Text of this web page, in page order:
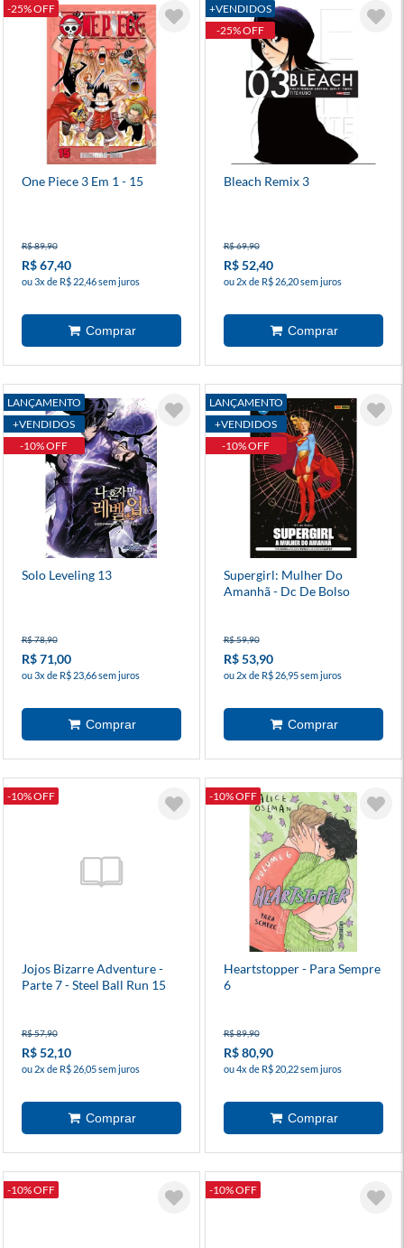
-25% OFF
One Piece 3 Em 1 - 15
R$ 89,90
R$ 67,40
ou 3x de R$ 22,46 sem juros
+VENDIDOS
-25% OFF
Bleach Remix 3
R$ 69,90
R$ 52,40
ou 2x de R$ 26,20 sem juros
LANÇAMENTO
+VENDIDOS
-10% OFF
Solo Leveling 13
R$ 78,90
R$ 71,00
ou 3x de R$ 23,66 sem juros
LANÇAMENTO
+VENDIDOS
-10% OFF
Supergirl: Mulher Do
Amanhã - Dc De Bolso
R$ 59,90
R$ 53,90
ou 2x de R$ 26,95 sem juros
-10% OFF
Jojos Bizarre Adventure -
Parte 7 - Steel Ball Run 15
R$ 57,90
R$ 52,10
ou 2x de R$ 26,05 sem juros
-10% OFF
Heartstopper - Para Sempre
6
R$ 89,90
R$ 80,90
ou 4x de R$ 20,22 sem juros
-10% OFF -10% OFF